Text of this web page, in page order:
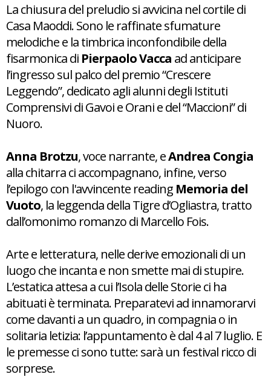
La chiusura del preludio si avvicina nel cortile di
Casa Maoddi. Sono le raffinate sfumature
melodiche e la timbrica inconfondibile della
fisarmonica di Pierpaolo Vacca ad anticipare
l’ingresso sul palco del premio “Crescere
Leggendo”, dedicato agli alunni degli Istituti
Comprensivi di Gavoi e Orani e del “Maccioni” di
Nuoro.
Anna Brotzu, voce narrante, eAndrea Congia
alla chitarra ci accompagnano, infine, verso
l’epilogo con l'avvincente reading Memoria del
Vuoto, la leggenda della Tigre d’Ogliastra, tratto
dall’omonimo romanzo di Marcello Fois.
Arte e letteratura, nelle derive emozionali di un
luogo che incanta e non smette mai di stupire.
L’estatica attesa a cui l’Isola delle Storie ci ha
abituati è terminata. Preparatevi ad innamorarvi
come davanti a un quadro, in compagnia o in
solitaria letizia: l’appuntamento è dal 4 al 7 luglio. E
le premesse ci sono tutte: sarà un festival ricco di
sorprese.